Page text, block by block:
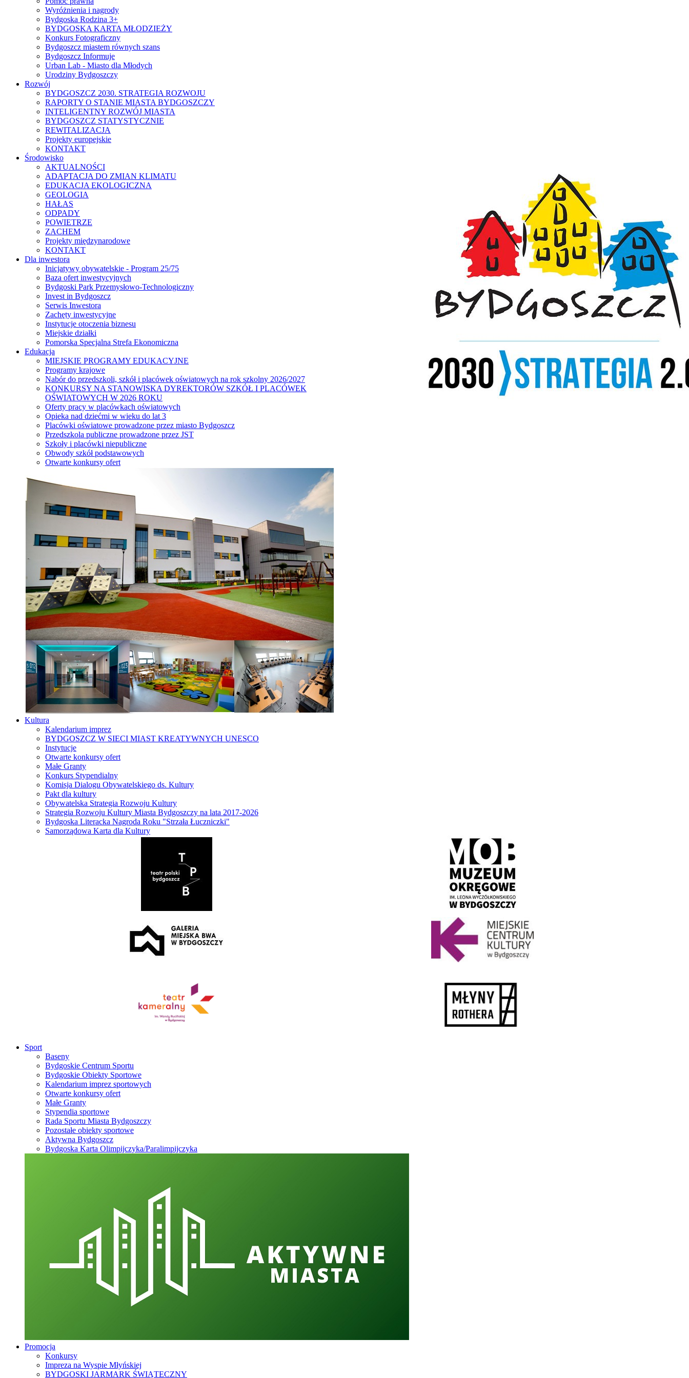
Wyróżnienia i nagrody
Bydgoska Rodzina 3+
BYDGOSKA KARTA MŁODZIEŻY
Konkurs Fotograficzny
Bydgoszcz miastem równych szans
Bydgoszcz Informuje
Urban Lab - Miasto dla Młodych
Urodziny Bydgoszczy
Rozwój
BYDGOSZCZ 2030. STRATEGIA ROZWOJU
RAPORTY O STANIE MIASTA BYDGOSZCZY
INTELIGENTNY ROZWÓJ MIASTA
BYDGOSZCZ STATYSTYCZNIE
REWITALIZACJA
Projekty europejskie
KONTAKT
Środowisko
AKTUALNOŚCI
ADAPTACJA DO ZMIAN KLIMATU
EDUKACJA EKOLOGICZNA
GEOLOGIA
HAŁAS
ODPADY
POWIETRZE
ZACHEM
Projekty międzynarodowe
KONTAKT
Dla inwestora
Inicjatywy obywatelskie - Program 25/75
Baza ofert inwestycyjnych
Bydgoski Park Przemysłowo-Technologiczny
Invest in Bydgoszcz
Serwis Inwestora
Zachęty inwestycyjne
Instytucje otoczenia biznesu
Miejskie działki
Pomorska Specjalna Strefa Ekonomiczna
Edukacja
MIEJSKIE PROGRAMY EDUKACYJNE
Programy krajowe
Nabór do przedszkoli, szkół i placówek oświatowych na rok szkolny 2026/2027
KONKURSY NA STANOWISKA DYREKTORÓW SZKÓŁ I PLACÓWEK
OŚWIATOWYCH W 2026 ROKU
Oferty pracy w placówkach oświatowych
Opieka nad dziećmi w wieku do lat 3
Placówki oświatowe prowadzone przez miasto Bydgoszcz
Przedszkola publiczne prowadzone przez JST
Szkoły i placówki niepubliczne
Obwody szkół podstawowych
Otwarte konkursy ofert
Kultura
Kalendarium imprez
BYDGOSZCZ W SIECI MIAST KREATYWNYCH UNESCO
Instytucje
Otwarte konkursy ofert
Małe Granty
Konkurs Stypendialny
Komisja Dialogu Obywatelskiego ds. Kultury
Pakt dla kultury
Obywatelska Strategia Rozwoju Kultury
Strategia Rozwoju Kultury Miasta Bydgoszczy na lata 2017-2026
Bydgoska Literacka Nagroda Roku "Strzała Łuczniczki"
Samorządowa Karta dla Kultury
Sport
Baseny
Bydgoskie Centrum Sportu
Bydgoskie Obiekty Sportowe
Kalendarium imprez sportowych
Otwarte konkursy ofert
Małe Granty
Stypendia sportowe
Rada Sportu Miasta Bydgoszczy
Pozostałe obiekty sportowe
Aktywna Bydgoszcz
Bydgoska Karta Olimpijczyka/Paralimpijczyka
Promocja
Konkursy
Impreza na Wyspie Młyńskiej
BYDGOSKI JARMARK ŚWIĄTECZNY